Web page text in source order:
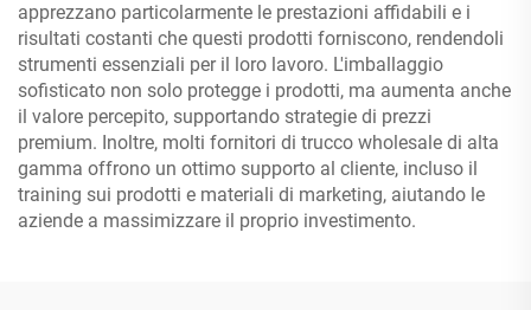
apprezzano particolarmente le prestazioni affidabili e i
risultati costanti che questi prodotti forniscono, rendendoli
strumenti essenziali per il loro lavoro. L'imballaggio
sofisticato non solo protegge i prodotti, ma aumenta anche
il valore percepito, supportando strategie di prezzi
premium. Inoltre, molti fornitori di trucco wholesale di alta
gamma offrono un ottimo supporto al cliente, incluso il
training sui prodotti e materiali di marketing, aiutando le
aziende a massimizzare il proprio investimento.